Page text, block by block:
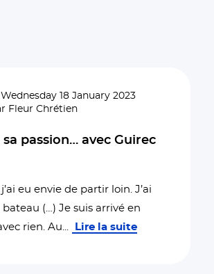
Wednesday 18 January 2023
Fleur Chrétien
sa passion… avec Guirec
j’ai eu envie de partir loin. J’ai
(…) Je suis arrivé en
rien. Au... Lire la suite